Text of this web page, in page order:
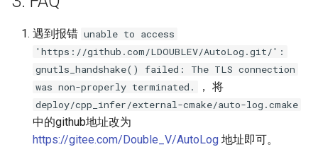
遇到报错 unable to access
'https://github.com/LDOUBLEV/AutoLog.git/':
gnutls_handshake() failed: The TLS connection
was non-properly terminated.
， 将
deploy/cpp_infer/external-cmake/auto-log.cmake
中的github地址改为
https://gitee.com/Double_V/AutoLog 地址即可。